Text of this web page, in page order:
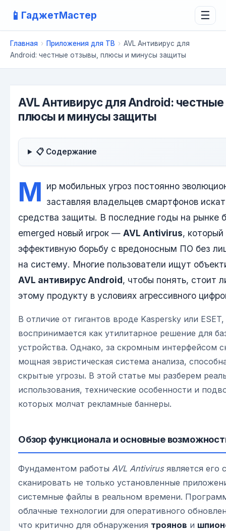
📱 ГаджетМастер ☰
Главная › Приложения для ТВ › AVL Антивирус для
Android: честные отзывы, плюсы и минусы защиты
AVL Антивирус для Android:
плюсы и минусы защиты
📋 Содержание
М ир мобильных угроз постоянно
заставляя владельцев смартфонов
средства защиты. В последние годы на рынке
emerged новый игрок — AVL Antivirus,
эффективную борьбу с вредоносным ПО без
на систему. Многие пользователи ищут
AVL антивирус Android, чтобы понять, стоит
этому продукту в условиях агрессивного
В отличие от гигантов вроде Kaspersky или ESET,
воспринимается как утилитарное решение для
устройства. Однако, за скромным интерфейсом
мощная эвристическая система анализа,
скрытые угрозы. В этой статье мы разберем
использования, технические особенности и
которых молчат рекламные баннеры.
Обзор функционала и основные
Фундаментом работы AVL Antivirusявляется его
сканировать не только установленные
системные файлы в реальном времени.
облачные технологии для оперативного
что критично для обнаружения троянов и